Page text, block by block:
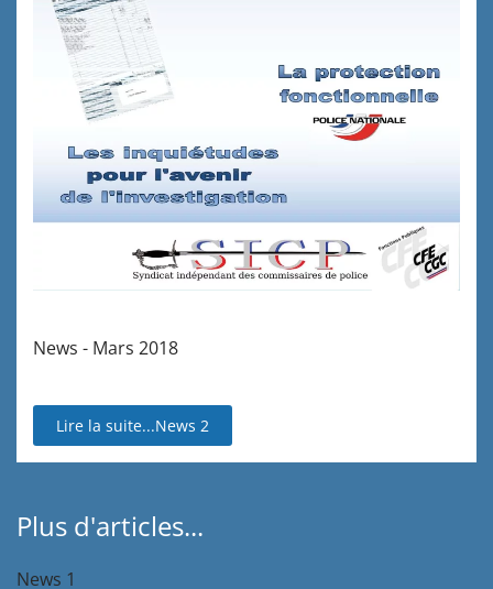
News - Mars 2018
Lire la suite...News 2
Plus d'articles...
News 1